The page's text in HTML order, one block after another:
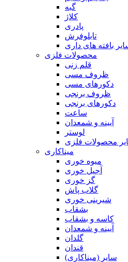
گبه
کلاژ
پادری
تابلوفرش
بافته های داری
محصولات فلزی
قلم زنی
ظروف مسی
دکورهای مسی
ظروف برنجی
دکورهای برنجی
ساعت
آیینه و شمعدان
لوستر
محصولات فلزی
میناکاری
میوه خوری
آجیل خوری
گز خوری
گلاب پاش
شیرینی خوری
بشقاب
کاسه و بشقاب
آیینه و شمعدان
گلدان
قندان
سایر (میناکاری)